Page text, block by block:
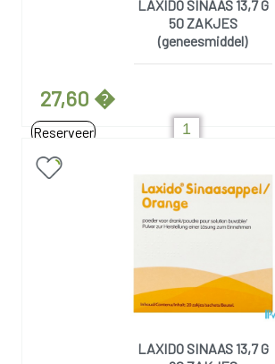
LAXIDO SINAAS 13,7 G
50 ZAKJES
(geneesmiddel)
27,60 �
Reserveer
LAXIDO SINAAS 13,7 G